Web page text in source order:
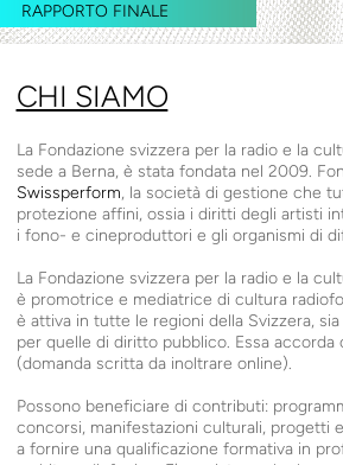
RAPPORTO FINALE
CHI SIAMO
La Fondazione svizzera per la radio e la
sede a Berna, è stata fondata nel 2009.
Swissperform, la società di gestione che
protezione affini, ossia i diritti degli artisti
i fono- e cineproduttori e gli organismi di
La Fondazione svizzera per la radio e la
è promotrice e mediatrice di cultura
è attiva in tutte le regioni della Svizzera,
per quelle di diritto pubblico. Essa
(domanda scritta da inoltrare online).
Possono beneficiare di contributi:
concorsi, manifestazioni culturali, progetti
a fornire una qualificazione formativa in